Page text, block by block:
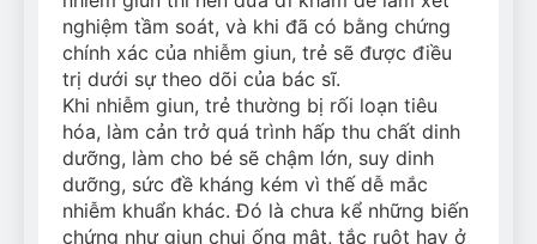
nghiệm tầm soát, và khi đã có bằng chứng
chính xác của nhiễm giun, trẻ sẽ được điều
trị dưới sự theo dõi của bác sĩ.
Khi nhiễm giun, trẻ thường bị rối loạn tiêu
hóa, làm cản trở quá trình hấp thu chất dinh
dưỡng, làm cho bé sẽ chậm lớn, suy dinh
dưỡng, sức đề kháng kém vì thế dễ mắc
nhiễm khuẩn khác. Đó là chưa kể những biến
chứng như giun chui ống mật, tắc ruột hay ở